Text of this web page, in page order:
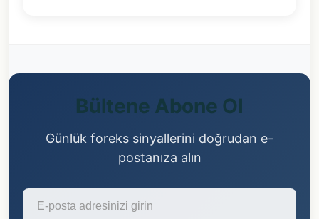
Bültene Abone Ol
Günlük foreks sinyallerini doğrudan e-
postanıza alın